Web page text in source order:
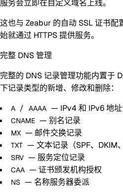
服务会立即在自定义域名上线。
这也与 Zeabur 的自动 SSL 证书
始就通过 HTTPS 提供服务。
完整 DNS 管理
完整的 DNS 记录管理功能内置于
下记录类型的新增、修改和删除：
A / AAAA — IPv4 和 IPv6 地
CNAME — 别名记录
MX — 邮件交换记录
TXT — 文本记录（SPF、DKIM
SRV — 服务定位记录
CAA — 证书颁发机构授权
NS — 名称服务器委派